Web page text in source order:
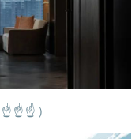
☝ ☝ ☝ ）